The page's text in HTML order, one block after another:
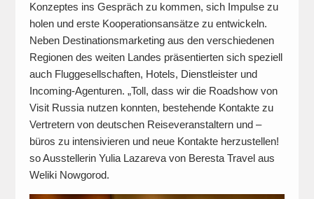
Konzeptes ins Gespräch zu kommen, sich Impulse zu
holen und erste Kooperationsansätze zu entwickeln.
Neben Destinationsmarketing aus den verschiedenen
Regionen des weiten Landes präsentierten sich speziell
auch Fluggesellschaften, Hotels, Dienstleister und
Incoming-Agenturen. „Toll, dass wir die Roadshow von
Visit Russia nutzen konnten, bestehende Kontakte zu
Vertretern von deutschen Reiseveranstaltern und –
büros zu intensivieren und neue Kontakte herzustellen!
so Ausstellerin Yulia Lazareva von Beresta Travel aus
Weliki Nowgorod.